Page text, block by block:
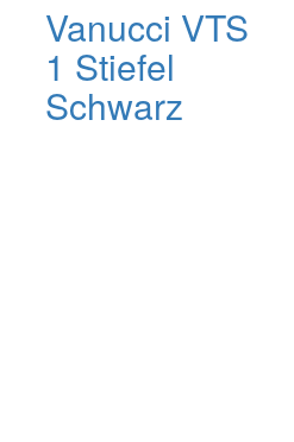
Vanucci VTS
1 Stiefel
Schwarz